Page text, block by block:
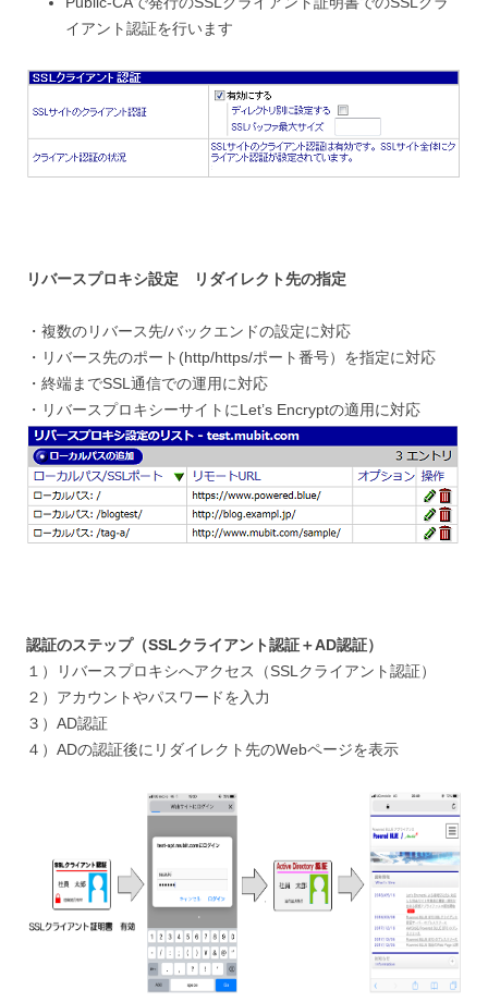
イアント認証を行います
リバースプロキシ設定 リダイレクト先の指定
・複数のリバース先/バックエンドの設定に対応
・リバース先のポート(http/https/ポート番号）を指定に対応
・終端までSSL通信での運用に対応
・リバースプロキシーサイトにLet’s Encryptの適用に対応
認証のステップ（SSLクライアント認証＋AD認証）
１）リバースプロキシへアクセス（SSLクライアント認証）
２）アカウントやパスワードを入力
３）AD認証
４）ADの認証後にリダイレクト先のWebページを表示